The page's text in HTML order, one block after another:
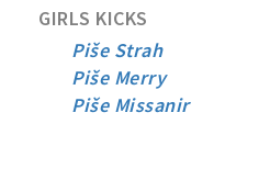
GIRLS KICKS
Piše Strah
Piše Merry
Piše Missanir